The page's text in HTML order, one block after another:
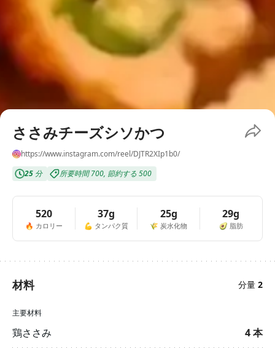
ささみチーズシソかつ
https://www.instagram.com/reel/DJTR2XIp1b0/
25 分 所要時間 700, 節約する 500
520
🔥 カロリー
37g
💪 タンパク質
25g
🌾 炭水化物
29g
🥑 脂肪
材料 分量 2
主要材料
鶏ささみ 4本